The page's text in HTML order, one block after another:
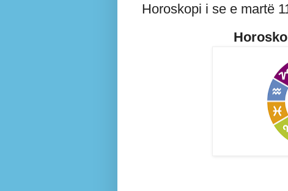
Horoskopi i se e martë